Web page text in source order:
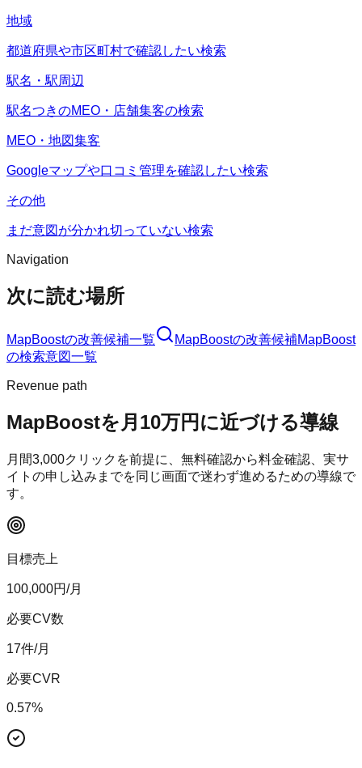
地域
都道府県や市区町村で確認したい検索
駅名・駅周辺
駅名つきのMEO・店舗集客の検索
MEO・地図集客
Googleマップや口コミ管理を確認したい検索
その他
まだ意図が分かれ切っていない検索
Navigation
次に読む場所
MapBoostの改善候補一覧 MapBoostの改善候補MapBoost
の検索意図一覧
Revenue path
MapBoostを月10万円に近づける導線
月間3,000クリックを前提に、無料確認から料金確認、実サ
イトの申し込みまでを同じ画面で迷わず進めるための導線で
す。
目標売上
100,000円/月
必要CV数
17件/月
必要CVR
0.57%